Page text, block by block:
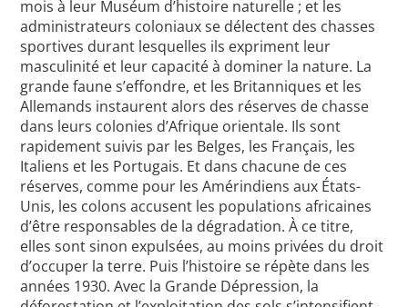
mois à leur Muséum d’histoire naturelle ; et les
administrateurs coloniaux se délectent des chasses
sportives durant lesquelles ils expriment leur
masculinité et leur capacité à dominer la nature. La
grande faune s’effondre, et les Britanniques et les
Allemands instaurent alors des réserves de chasse
dans leurs colonies d’Afrique orientale. Ils sont
rapidement suivis par les Belges, les Français, les
Italiens et les Portugais. Et dans chacune de ces
réserves, comme pour les Amérindiens aux États-
Unis, les colons accusent les populations africaines
d’être responsables de la dégradation. À ce titre,
elles sont sinon expulsées, au moins privées du droit
d’occuper la terre. Puis l’histoire se répète dans les
années 1930. Avec la Grande Dépression, la